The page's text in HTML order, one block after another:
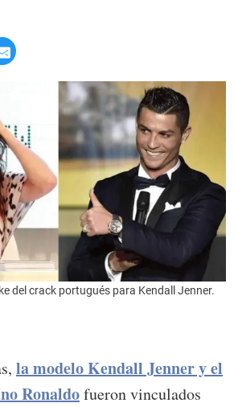
del crack portugués para Kendall Jenner.
lamodeloKendall Jennery el
Ronaldofueron vinculados